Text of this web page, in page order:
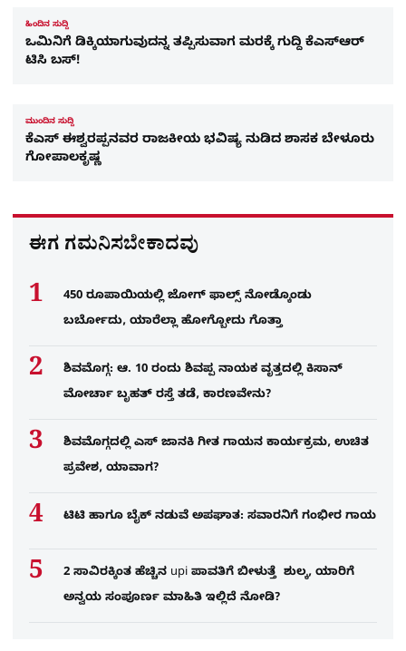
ಹಿಂದಿನ ಸುದ್ದಿ
ಒಮಿನಿಗೆ ಡಿಕ್ಕಿಯಾಗುವುದನ್ನ ತಪ್ಪಿಸುವಾಗ ಮರಕ್ಕೆ ಗುದ್ದಿ ಕೆಎಸ್​ಆರ್​​
ಟಿಸಿ ಬಸ್!
ಮುಂದಿನ ಸುದ್ದಿ
ಕೆಎಸ್​​ ಈಶ್ವರಪ್ಪನವರ ರಾಜಕೀಯ ಭವಿಷ್ಯ ನುಡಿದ ಶಾಸಕ ಬೇಳೂರು
ಗೋಪಾಲಕೃಷ್ಣ
ಈಗ ಗಮನಿಸಬೇಕಾದವು
450 ರೂಪಾಯಿಯಲ್ಲಿ ಜೋಗ್​ ಫಾಲ್ಸ್​ ನೋಡ್ಕೊಂಡು
ಬರ್ಬೋದು, ಯಾರೆಲ್ಲಾ ಹೋಗ್ಬೋದು ಗೊತ್ತಾ
ಶಿವಮೊಗ್ಗ: ಆ. 10 ರಂದು ಶಿವಪ್ಪ ನಾಯಕ ವೃತ್ತದಲ್ಲಿ ಕಿಸಾನ್
ಮೋರ್ಚಾ ಬೃಹತ್ ರಸ್ತೆ ತಡೆ, ಕಾರಣವೇನು?
ಶಿವಮೊಗ್ಗದಲ್ಲಿ ಎಸ್​ ಜಾನಕಿ ಗೀತ ಗಾಯನ ಕಾರ್ಯಕ್ರಮ, ಉಚಿತ
ಪ್ರವೇಶ, ಯಾವಾಗ?
ಟಿಟಿ ಹಾಗೂ ಬೈಕ್ ನಡುವೆ ಅಪಘಾತ: ಸವಾರನಿಗೆ ಗಂಭೀರ ಗಾಯ
2 ಸಾವಿರಕ್ಕಿಂತ ಹೆಚ್ಚಿನ upi ಪಾವತಿಗೆ ಬೀಳುತ್ತೆ ಶುಲ್ಕ, ಯಾರಿಗೆ
ಅನ್ವಯ ಸಂಪೂರ್ಣ ಮಾಹಿತಿ ಇಲ್ಲಿದೆ ನೋಡಿ?